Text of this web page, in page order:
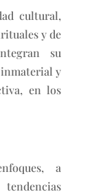
cultural,
y de
su
y
en los
a